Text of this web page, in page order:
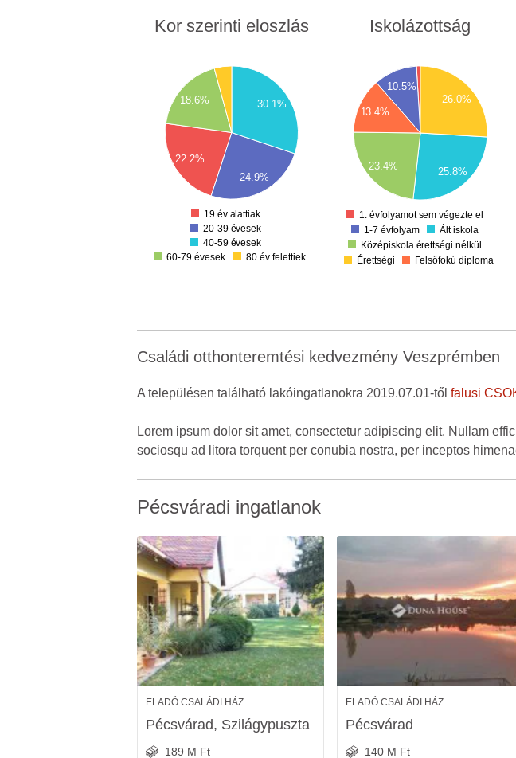
Kor szerinti eloszlás
22.2%
24.9%
30.1%
18.6%
19 év alattiak
20-39 évesek
40-59 évesek
60-79 évesek
80 év felettiek
Iskolázottság
10.5%
25.8%
23.4%
26.0%
13.4%
1. évfolyamot sem végezte el
1-7 évfolyam
Ált iskola
Középiskola érettségi nélkül
Érettségi Felsőfokú diploma
Családi otthonteremtési kedvezmény Veszprémben
A településen található lakóingatlanokra 2019.07.01-től falusi
Lorem ipsum dolor sit amet, consectetur adipiscing elit. Nullam
sociosqu ad litora torquent per conubia nostra, per inceptos
Pécsváradi ingatlanok
ELADÓ CSALÁDI HÁZ
Pécsvárad, Szilágypuszta
189 M Ft
ELADÓ CSALÁDI HÁZ
Pécsvárad
140 M Ft